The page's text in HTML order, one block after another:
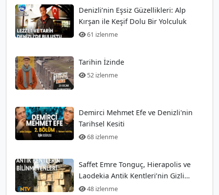
Denizli’nin Eşsiz Güzellikleri: Alp
Kırşan ile Keşif Dolu Bir Yolculuk
61 izlenme
Tarihin İzinde
52 izlenme
Demirci Mehmet Efe ve Denizli'nin
Tarihsel Kesiti
68 izlenme
Saffet Emre Tonguç, Hierapolis ve
Laodekia Antik Kentleri’nin Gizli
Kalmış Yerlerini Tanıtıyor
48 izlenme